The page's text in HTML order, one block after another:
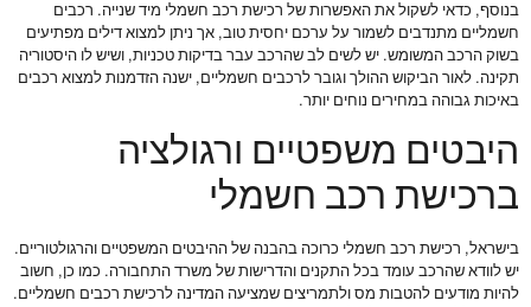
בנוסף, כדאי לשקול את האפשרות של רכישת רכב חשמלי מיד שנייה. רכבים
חשמליים מתנדבים לשמור על ערכם יחסית טוב, אך ניתן למצוא דילים מפתיעים
בשוק הרכב המשומש. יש לשים לב שהרכב עבר בדיקות טכניות, ושיש לו היסטוריה
תקינה. לאור הביקוש ההולך וגובר לרכבים חשמליים, ישנה הזדמנות למצוא רכבים
באיכות גבוהה במחירים נוחים יותר.
היבטים משפטיים ורגולציה
ברכישת רכב חשמלי
בישראל, רכישת רכב חשמלי כרוכה בהבנה של ההיבטים המשפטיים והרגולטוריים.
יש לוודא שהרכב עומד בכל התקנים והדרישות של משרד התחבורה. כמו כן, חשוב
להיות מודעים להטבות מס ולתמריצים שמציעה המדינה לרכישת רכבים חשמליים.